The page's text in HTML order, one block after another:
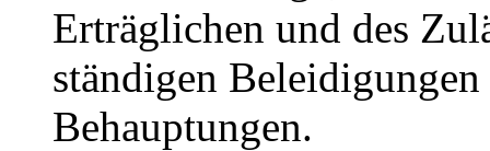
Erträglichen und des
ständigen
Behauptungen.